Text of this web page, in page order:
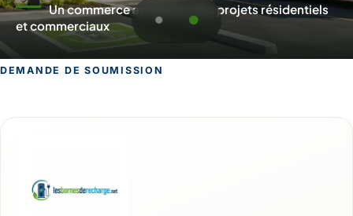
Un commerce au service des projets résidentiels
et commerciaux
DEMANDE DE SOUMISSION